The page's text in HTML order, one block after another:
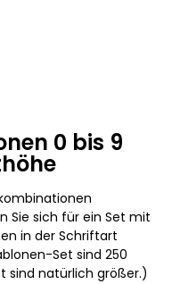
0 bis 9
Sie sich für ein Set mit
in der Schriftart
Set sind 250
sind natürlich größer.)